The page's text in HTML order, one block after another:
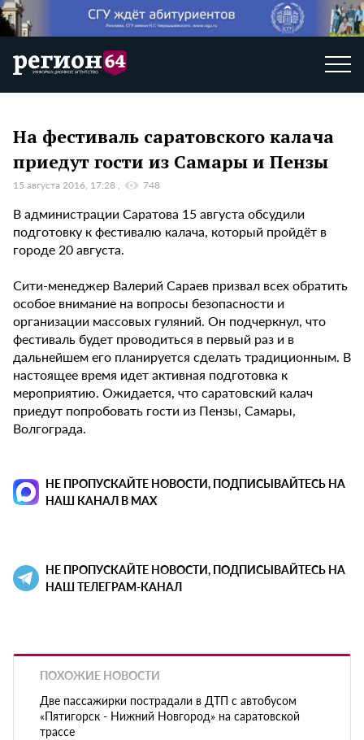
На фестиваль саратовского калача
приедут гости из Самары и Пензы
15 августа 2016, 17:28 748
В администрации Саратова 15 августа обсудили
подготовку к фестивалю калача, который пройдёт в
городе 20 августа.
Сити-менеджер Валерий Сараев призвал всех обратить
особое внимание на вопросы безопасности и
организации массовых гуляний. Он подчеркнул, что
фестиваль будет проводиться в первый раз и в
дальнейшем его планируется сделать традиционным. В
настоящее время идет активная подготовка к
мероприятию. Ожидается, что саратовский калач
приедут попробовать гости из Пензы, Самары,
Волгограда.
НЕ ПРОПУСКАЙТЕ НОВОСТИ, ПОДПИСЫВАЙТЕСЬ НА
НАШ КАНАЛ В MAX
НЕ ПРОПУСКАЙТЕ НОВОСТИ, ПОДПИСЫВАЙТЕСЬ НА
НАШ ТЕЛЕГРАМ-КАНАЛ
ПОХОЖИЕ НОВОСТИ
Две пассажирки пострадали в ДТП с автобусом
«Пятигорск - Нижний Новгород» на саратовской
трассе